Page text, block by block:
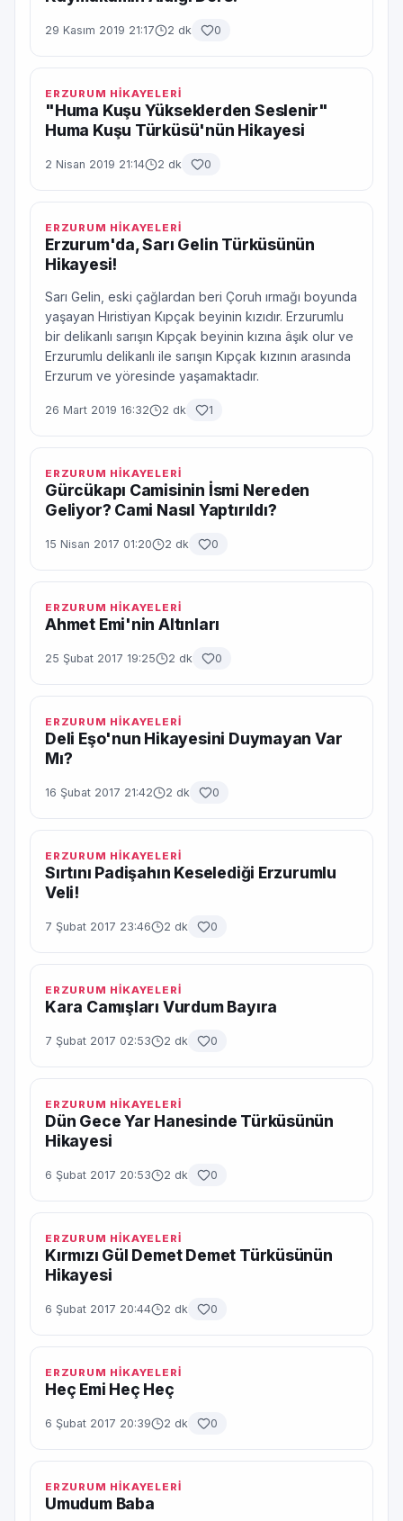
29 Kasım 2019 21:17 2 dk 0
ERZURUM HİKAYELERİ
"Huma Kuşu Yükseklerden Seslenir"
Huma Kuşu Türküsü'nün Hikayesi
2 Nisan 2019 21:14 2 dk 0
ERZURUM HİKAYELERİ
Erzurum'da, Sarı Gelin Türküsünün
Hikayesi!
Sarı Gelin, eski çağlardan beri Çoruh ırmağı boyunda
yaşayan Hıristiyan Kıpçak beyinin kızıdır. Erzurumlu
bir delikanlı sarışın Kıpçak beyinin kızına âşık olur ve
Erzurumlu delikanlı ile sarışın Kıpçak kızının arasında
Erzurum ve yöresinde yaşamaktadır.
26 Mart 2019 16:32 2 dk 1
ERZURUM HİKAYELERİ
Gürcükapı Camisinin İsmi Nereden
Geliyor? Cami Nasıl Yaptırıldı?
15 Nisan 2017 01:20 2 dk 0
ERZURUM HİKAYELERİ
Ahmet Emi'nin Altınları
25 Şubat 2017 19:25 2 dk 0
ERZURUM HİKAYELERİ
Deli Eşo'nun Hikayesini Duymayan Var
Mı?
16 Şubat 2017 21:42 2 dk 0
ERZURUM HİKAYELERİ
Sırtını Padişahın Keselediği Erzurumlu
Veli!
7 Şubat 2017 23:46 2 dk 0
ERZURUM HİKAYELERİ
Kara Camışları Vurdum Bayıra
7 Şubat 2017 02:53 2 dk 0
ERZURUM HİKAYELERİ
Dün Gece Yar Hanesinde Türküsünün
Hikayesi
6 Şubat 2017 20:53 2 dk 0
ERZURUM HİKAYELERİ
Kırmızı Gül Demet Demet Türküsünün
Hikayesi
6 Şubat 2017 20:44 2 dk 0
ERZURUM HİKAYELERİ
Heç Emi Heç Heç
6 Şubat 2017 20:39 2 dk 0
ERZURUM HİKAYELERİ
Umudum Baba